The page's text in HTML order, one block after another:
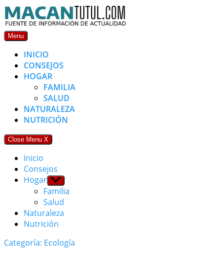
Skip
to
content
Menu
INICIO
CONSEJOS
HOGAR
FAMILIA
SALUD
NATURALEZA
NUTRICIÓN
Close Menu X
Inicio
Consejos
Hogar Show
sub
menu
Familia
Salud
Naturaleza
Nutrición
Categoría: Ecología